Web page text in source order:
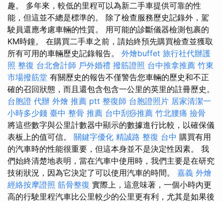
趣。 多年來，較低的里程可以為新二手車提供可靠的性
能，但這並不總是標準的。 除了檢查服務歷史記錄外，駕
駛員還應考慮車輛的性質。 用可能的診斷儀器檢測包裹的
KM時鐘。 在購買二手車之前，請始終預先購買檢查並獲取
所有可用的車輛歷史記錄報告。 外燴buffet 旅行社代辦護
照 整復 台北會計師 戶外婚禮 撥筋證照 台中推拿推薦 竹東
市場撥筋堂 有關歷史的報告不僅警告您車輛的歷史和不正
確的召回狀態，而且還包含包含一公里的英里的註冊歷史。
台胞證 代辦 外燴 推薦 ptt 整復師 台胞證照片 居家清潔一
小時多少錢 臺中 整骨 推薦 台中刮痧推薦 竹北腰痛 撿骨
將這些數字與公里計數器中顯示的數據進行比較，以確保儀
表板上的值可信。 關鍵字優化 精誠路 整復 台中 購買有用
的汽車時的性能很重要，但這本身並不是決定性因素。 我
們始終清楚地表明，當在汽車中使用時，我們主要是在研究
技術狀況，因為它決定了可以使用汽車的時間。 嘉義 外燴
經絡按摩證照 筋骨整復 實際上，這意味著，一個小時內更
高的行駛里程汽車比公里較少的公里更有利，尤其是如果後